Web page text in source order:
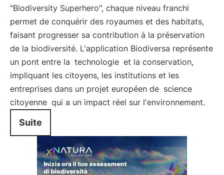
"Biodiversity Superhero", chaque niveau franchi
permet de conquérir des royaumes et des habitats,
faisant progresser sa contribution à la préservation
de la biodiversité. L'application Biodiversa représente
un pont entre la technologie et la conservation,
impliquant les citoyens, les institutions et les
entreprises dans un projet européen de science
citoyenne qui a un impact réel sur l'environnement.
Suite